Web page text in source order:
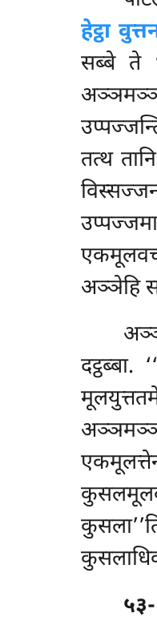
हेट्ठा
सब्बे ते
तत्थ
अञ्ञेहि